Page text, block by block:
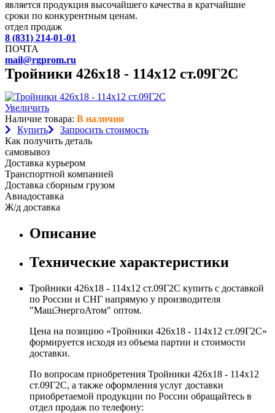
является продукция высочайшего качества в кратчайшие
сроки по конкурентным ценам.
отдел продаж
8 (831) 214-01-01
ПОЧТА
mail@rgprom.ru
Тройники 426х18 - 114х12 ст.09Г2С
Увеличить
Наличие товара: В наличии
Купить
Запросить стоимость
Как получить деталь
самовывоз
Доставка курьером
Транспортной компанией
Доставка сборным грузом
Авиадоставка
Ж/д доставка
Описание
Технические характеристики
Тройники 426х18 - 114х12 ст.09Г2С купить с доставкой
по России и СНГ напрямую у производителя
"МашЭнергоАтом" оптом.
Цена на позицию «Тройники 426х18 - 114х12 ст.09Г2С»
формируется исходя из объема партии и стоимости
доставки.
По вопросам приобретения Тройники 426х18 - 114х12
ст.09Г2С, а также оформления услуг доставки
приобретаемой продукции по России обращайтесь в
отдел продаж по телефону: